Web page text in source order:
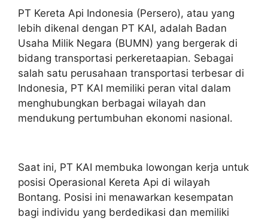
PT Kereta Api Indonesia (Persero), atau yang
lebih dikenal dengan PT KAI, adalah Badan
Usaha Milik Negara (BUMN) yang bergerak di
bidang transportasi perkeretaapian. Sebagai
salah satu perusahaan transportasi terbesar di
Indonesia, PT KAI memiliki peran vital dalam
menghubungkan berbagai wilayah dan
mendukung pertumbuhan ekonomi nasional.
Saat ini, PT KAI membuka lowongan kerja untuk
posisi Operasional Kereta Api di wilayah
Bontang. Posisi ini menawarkan kesempatan
bagi individu yang berdedikasi dan memiliki